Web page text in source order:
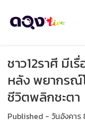
ชาว12ราศี มีเ
หลัง พยากร
ชีวิตพลิกชะตา
Published - วันอังคา